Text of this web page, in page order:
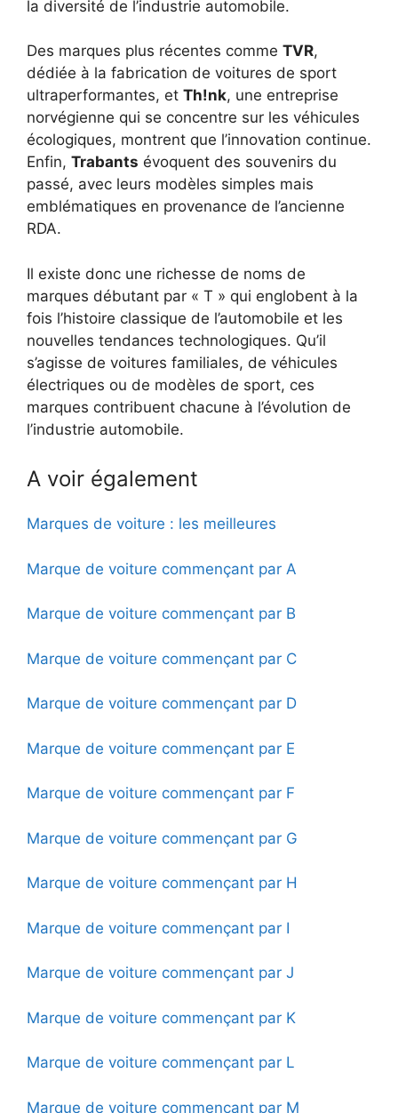
la diversité de l’industrie automobile.
Des marques plus récentes comme TVR,
dédiée à la fabrication de voitures de sport
ultraperformantes, et Th!nk, une entreprise
norvégienne qui se concentre sur les véhicules
écologiques, montrent que l’innovation continue.
Enfin, Trabants évoquent des souvenirs du
passé, avec leurs modèles simples mais
emblématiques en provenance de l’ancienne
RDA.
Il existe donc une richesse de noms de
marques débutant par « T » qui englobent à la
fois l’histoire classique de l’automobile et les
nouvelles tendances technologiques. Qu’il
s’agisse de voitures familiales, de véhicules
électriques ou de modèles de sport, ces
marques contribuent chacune à l’évolution de
l’industrie automobile.
A voir également
Marques de voiture : les meilleures
Marque de voiture commençant par A
Marque de voiture commençant par B
Marque de voiture commençant par C
Marque de voiture commençant par D
Marque de voiture commençant par E
Marque de voiture commençant par F
Marque de voiture commençant par G
Marque de voiture commençant par H
Marque de voiture commençant par I
Marque de voiture commençant par J
Marque de voiture commençant par K
Marque de voiture commençant par L
Marque de voiture commençant par M